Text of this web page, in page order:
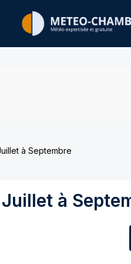
à Septembre
à